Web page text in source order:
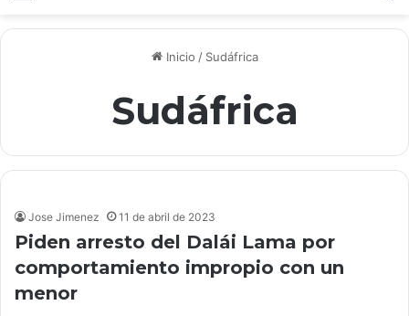
Inicio / Sudáfrica
Sudáfrica
Jose Jimenez 11 de abril de 2023
Piden arresto del Dalái Lama por
comportamiento impropio con un
menor